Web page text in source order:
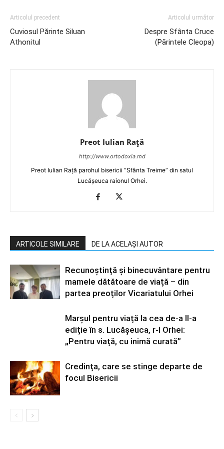
Articolul precedent
Cuviosul Părinte Siluan
Athonitul
Articolul următor
Despre Sfânta Cruce
(Părintele Cleopa)
Preot Iulian Raţă
http://www.ortodoxia.md
Preot Iulian Rață parohul bisericii ”Sfânta Treime” din satul
Lucășeuca raionul Orhei.
ARTICOLE SIMILARE DE LA ACELAȘI AUTOR
Recunoștință și binecuvântare pentru
mamele dătătoare de viață – din
partea preoților Vicariatului Orhei
Marșul pentru viață la cea de-a II-a
ediție în s. Lucășeuca, r-l Orhei:
„Pentru viață, cu inimă curată”
Credința, care se stinge departe de
focul Bisericii